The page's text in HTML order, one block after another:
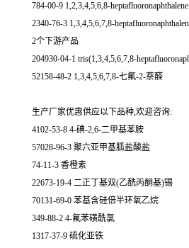
784-00-9 1,2,3,4,5,6,8-heptafluoronaphthalene
2340-76-3 1,3,4,5,6,7,8-
2个下游产品
204930-04-1 tris(1,3,4,5,6,7,8-
52158-48-2 1,3,4,5,6,7,8-七氟-2-萘醛
生产厂家优惠供应以下品种,欢迎咨询:
4102-53-8 4-碘-2,6-二甲基苯胺
57028-96-3 聚六亚甲基胍盐酸盐
74-11-3 香橙素
22673-19-4 二正丁基双(乙酰丙酮基)锡
70131-69-0 苯基含硅倍半环氧乙烷
349-88-2 4-氟苯磺酰氯
1317-37-9 硫化亚铁